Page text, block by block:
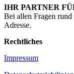
IHR PARTNER
Bei allen Fragen
Adresse.
Rechtliches
Impressum